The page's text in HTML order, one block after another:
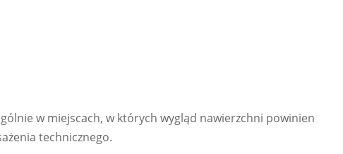
w miejscach, w których wygląd nawierzchni powinien
technicznego.